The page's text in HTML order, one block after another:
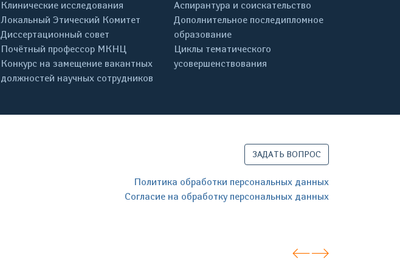
Клинические исследования
Локальный Этический Комитет
Диссертационный совет
Почётный профессор МКНЦ
Конкурс на замещение вакантных
должностей научных сотрудников
Аспирантура и соискательство
Дополнительное последипломное
образование
Циклы тематического
усовершенствования
ЗАДАТЬ ВОПРОС
Политика обработки персональных данных
Согласие на обработку персональных данных